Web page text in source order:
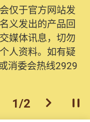
仅于官方网站发
义发出的产品回
媒体讯息，切勿
人资料。如有疑
消委会热线2929
上一个
1/2 下一个开